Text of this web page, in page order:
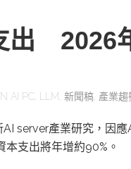
出 2026
AI PC LLM 新聞稿 產業趨
server產業研究，因
本支出將年增約90%。